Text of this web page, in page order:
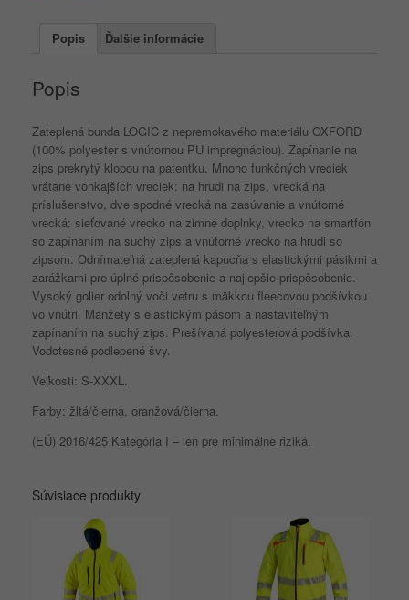
Popis Ďalšie informácie
Popis
Zateplená bunda LOGIC z nepremokavého materiálu OXFORD
(100% polyester s vnútornou PU impregnáciou). Zapínanie na
zips prekrytý klopou na patentku. Mnoho funkčných vreciek
vrátane vonkajších vreciek: na hrudi na zips, vrecká na
príslušenstvo, dve spodné vrecká na zasúvanie a vnútorné
vrecká: sieťované vrecko na zimné doplnky, vrecko na smartfón
so zapínaním na suchý zips a vnútorné vrecko na hrudi so
zipsom. Odnímateľná zateplená kapucňa s elastickými pásikmi a
zarážkami pre úplné prispôsobenie a najlepšie prispôsobenie.
Vysoký golier odolný voči vetru s mäkkou fleecovou podšívkou
vo vnútri. Manžety s elastickým pásom a nastaviteľným
zapínaním na suchý zips. Prešívaná polyesterová podšívka.
Vodotesné podlepené švy.
Veľkosti: S-XXXL.
Farby: žltá/čierna, oranžová/čierna.
(EÚ) 2016/425 Kategória I – len pre minimálne riziká.
Súvisiace produkty